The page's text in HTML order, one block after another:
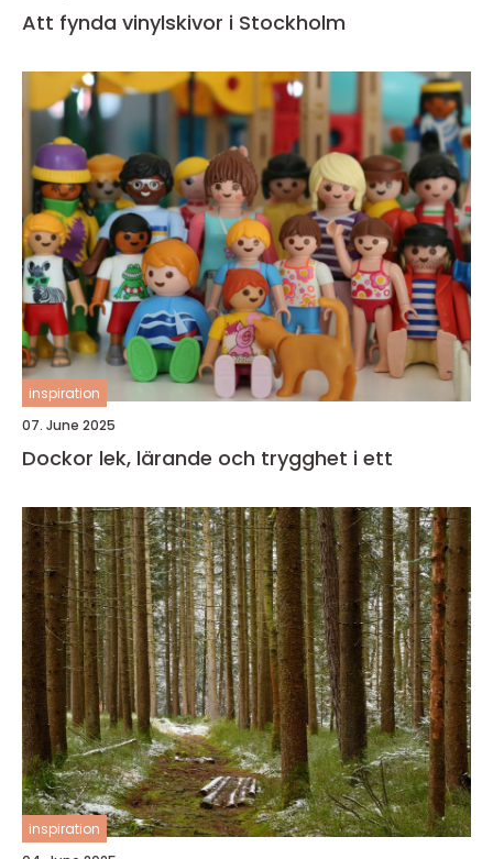
Att fynda vinylskivor i Stockholm
inspiration
07. June 2025
Dockor lek, lärande och trygghet i ett
inspiration